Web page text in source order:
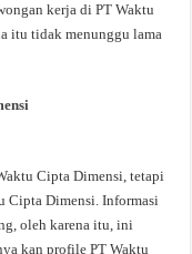
kerja di PT Waktu
itu tidak menunggu lama
Cipta Dimensi, tetapi
Cipta Dimensi. Informasi
oleh karena itu, ini
kan profile PT Waktu